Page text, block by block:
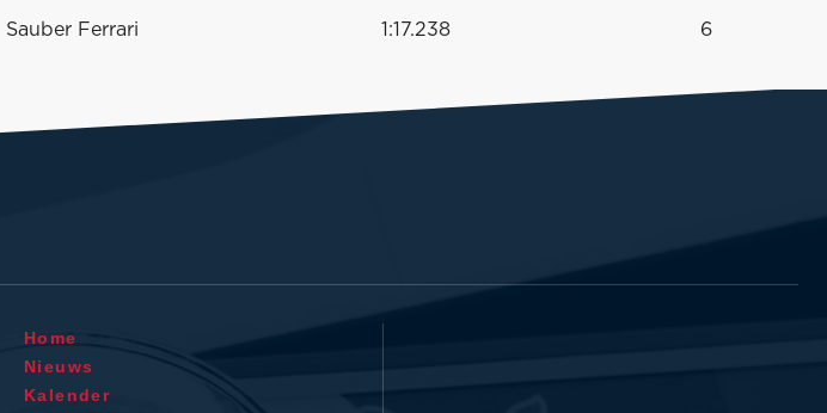
Sauber Ferrari 1:17.238 6
Home
Nieuws
Kalender